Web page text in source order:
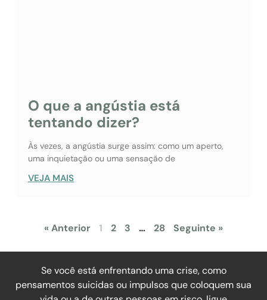
O que a angústia está
tentando dizer?
Às vezes, a angústia surge assim: como um aperto,
uma inquietação ou uma sensação de
VEJA MAIS
« Anterior 1 2 3 … 28 Seguinte »
Se você está enfrentando uma crise, como
pensamentos suicidas ou impulsos que coloquem sua